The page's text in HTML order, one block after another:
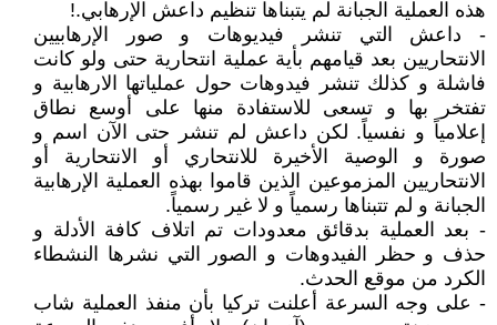
هذه العملية الجبانة لم يتبناها تنظيم داعش الإرهابي.!
- داعش التي تنشر فيديوهات و صور الإرهابيين
الانتحاريين بعد قيامهم بأية عملية انتحارية حتى ولو كانت
فاشلة و كذلك تنشر فيدوهات حول عملياتها الارهابية و
تفتخر بها و تسعى للاستفادة منها على أوسع نطاق
إعلامياً و نفسياً. لكن داعش لم تنشر حتى الآن اسم و
صورة و الوصية الأخيرة للانتحاري أو الانتحارية أو
الانتحاريين المزموعين الذين قاموا بهذه العملية الإرهابية
الجبانة و لم تتبناها رسمياً و لا غير رسمياً.
- بعد العملية بدقائق معدودات تم اتلاف كافة الأدلة و
حذف و حظر الفيدوهات و الصور التي نشرها النشطاء
الكرد من موقع الحدث.
- على وجه السرعة أعلنت تركيا بأن منفذ العملية شاب